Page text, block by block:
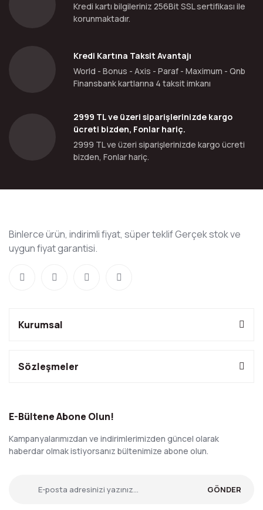
Kredi kartı bilgileriniz 256Bit SSL sertifikası ile
korunmaktadır.
Kredi Kartına Taksit Avantajı
World - Bonus - Axis - Paraf - Maximum - Qnb
Finansbank kartlarına 4 taksit imkanı
2999 TL ve üzeri siparişlerinizde kargo
ücreti bizden, Fonlar hariç.
2999 TL ve üzeri siparişlerinizde kargo ücreti
bizden, Fonlar hariç.
Binlerce ürün, indirimli fiyat, süper teklif Gerçek stok ve
uygun fiyat garantisi.
Kurumsal
Sözleşmeler
E-Bültene Abone Olun!
Kampanyalarımızdan ve indirimlerimizden güncel olarak
haberdar olmak istiyorsanız bültenimize abone olun.
GÖNDER